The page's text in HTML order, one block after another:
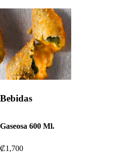
Bebidas
Gaseosa 600 Ml.
₡1,700